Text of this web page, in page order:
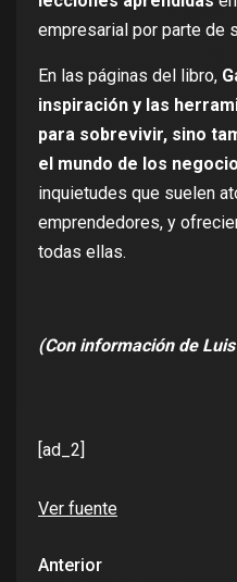
empresarial por parte de
En las páginas del libro,
inspiración y las
para sobrevivir, sino
el mundo de los
inquietudes que suelen
emprendedores, y
todas ellas.
(Con información de
[ad_2]
Ver fuente
Anterior